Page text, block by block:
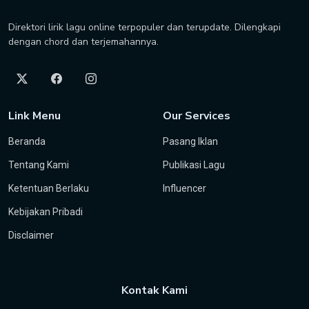
Direktori lirik lagu online terpopuler dan terupdate. Dilengkapi
dengan chord dan terjemahannya.
Link Menu
Beranda
Tentang Kami
Ketentuan Berlaku
Kebijakan Pribadi
Disclaimer
Our Services
Pasang Iklan
Publikasi Lagu
Influencer
Kontak Kami